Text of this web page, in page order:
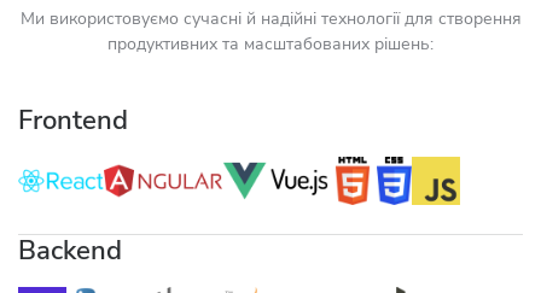
Ми використовуємо сучасні й надійні технології для створення
продуктивних та масштабованих рішень:
Frontend
Backend